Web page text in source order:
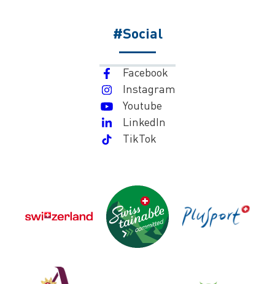
#Social
Facebook
Instagram
Youtube
LinkedIn
TikTok